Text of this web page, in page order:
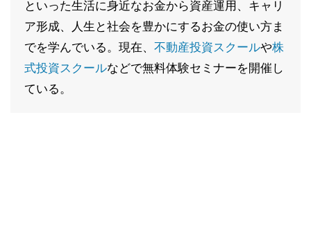
といった生活に身近なお金から資産運用、キャリ
ア形成、人生と社会を豊かにするお金の使い方ま
でを学んでいる。現在、 不動産投資スクールや株
式投資スクールなどで無料体験セミナーを開催し
ている。